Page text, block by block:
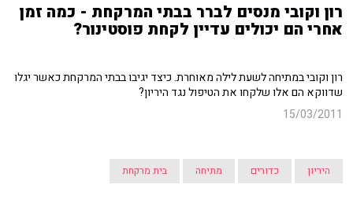
רון וקובי מנסים לברר בבתי המרקחת - כמה זמן
אחרי הם יכולים עדיין לקחת פוסטינור?
רון וקובי במתיחה לשעת לילה מאוחרת. כיצד יגיבו בבתי המרקחת כאשר יגלו
שדווקא הם אלו שלקחו את הטיפול נגד היריון?
15/03/2011
היריון כדורים מתיחה בית מרקחת